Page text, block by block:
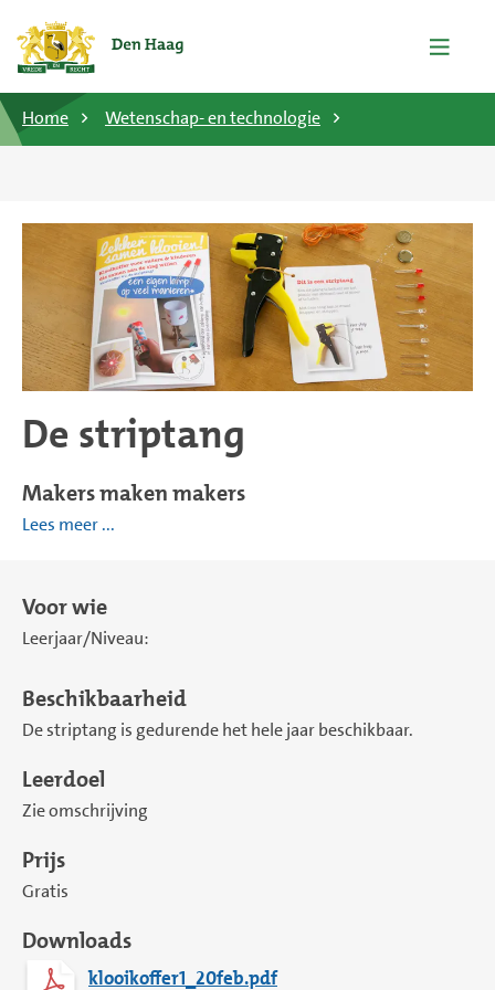
Home Wetenschap- en technologie
De striptang
Makers maken makers
Lees meer ...
Voor wie
Leerjaar/Niveau:
Beschikbaarheid
De striptang is gedurende het hele jaar beschikbaar.
Leerdoel
Zie omschrijving
Prijs
Gratis
Downloads
klooikoffer1_20feb.pdf